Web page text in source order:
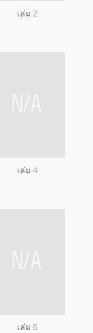
เล่ม 2
เล่ม 4
เล่ม 6